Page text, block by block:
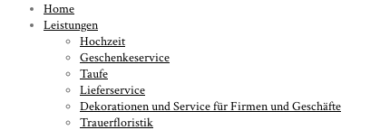
Home
Leistungen
Hochzeit
Geschenkeservice
Taufe
Lieferservice
Dekorationen und Service für Firmen und Geschäfte
Trauerfloristik